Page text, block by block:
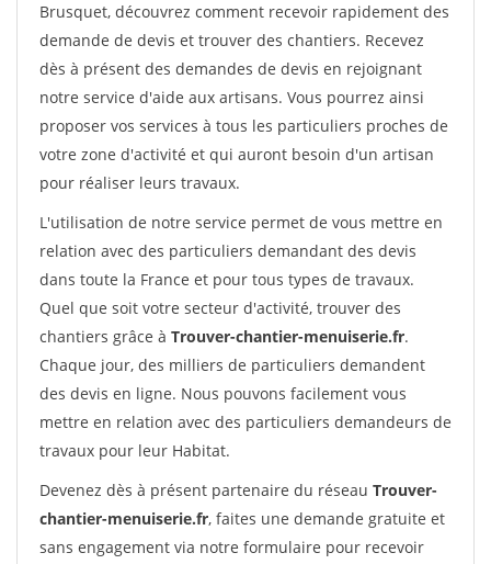
Brusquet, découvrez comment recevoir rapidement des
demande de devis et trouver des chantiers. Recevez
dès à présent des demandes de devis en rejoignant
notre service d'aide aux artisans. Vous pourrez ainsi
proposer vos services à tous les particuliers proches de
votre zone d'activité et qui auront besoin d'un artisan
pour réaliser leurs travaux.
L'utilisation de notre service permet de vous mettre en
relation avec des particuliers demandant des devis
dans toute la France et pour tous types de travaux.
Quel que soit votre secteur d'activité, trouver des
chantiers grâce à Trouver-chantier-menuiserie.fr.
Chaque jour, des milliers de particuliers demandent
des devis en ligne. Nous pouvons facilement vous
mettre en relation avec des particuliers demandeurs de
travaux pour leur Habitat.
Devenez dès à présent partenaire du réseau Trouver-
chantier-menuiserie.fr, faites une demande gratuite et
sans engagement via notre formulaire pour recevoir